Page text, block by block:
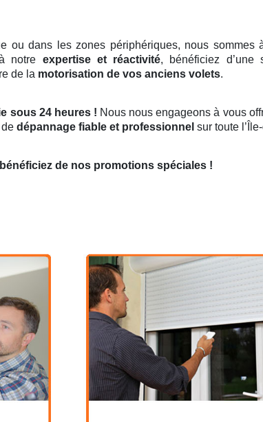
ou dans les zones périphériques, nous sommes
notre expertise et réactivité, bénéficiez
de la motorisation de vos anciens volets.
sous 24 heures ! Nous nous engageons à vous
dépannage fiable et professionnel sur toute
de nos promotions spéciales !